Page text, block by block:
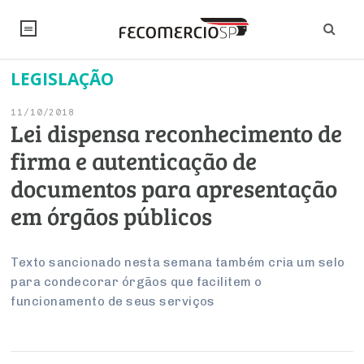
NOTÍCIAS
Editorial
Artigos
Institucional
Debates Fecomercio-SP
PROJETOS ESPECIAIS:
UM BRASIL
Economia
Pesquisas
Brasil
Internacional
Modernização do Estado
Inteligência Artificial
Legislação
Empresas
Arbitragem e Mediação
Varejo
Sustentabilidade
SINDICATOS
PESQUISAS
FALE CONOSCO
Sobre
CONSELHOS
Conselho de Emprego e Relações do Trabalho
LEGISLAÇÃO
11/10/2018
Lei dispensa reconhecimento de
firma e autenticação de
documentos para apresentação
em órgãos públicos
Texto sancionado nesta semana também cria um selo
para condecorar órgãos que facilitem o
funcionamento de seus serviços